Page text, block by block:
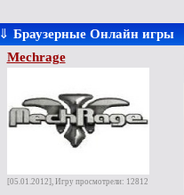
⇓ Браузерные Онлайн игры
Mechrage
[05.01.2012], Игру просмотрели: 12812